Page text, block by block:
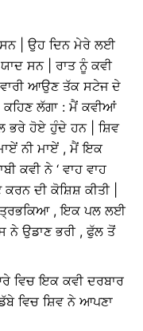
ਸਨ | ਉਹ ਦਿਨ ਮੇਰੇ ਲਈ
ਸਨ | ਰਾਤ ਨੂੰ ਕਵੀ
ਆਉਣ ਤੱਕ ਸਟੇਜ ਦੇ
ਕਹਿਣ ਲੱਗਾ : ਮੈਂ ਕਵੀਆਂ
ਭਰੇ ਹੋਏ ਹੁੰਦੇ ਹਨ | ਸ਼ਿਵ
ਨੀ ਮਾਏਂ , ਮੈਂ ਇਕ
ਕਵੀ ਨੇ ‘ ਵਾਹ ਵਾਹ
ਦੀ ਕੋਸ਼ਿਸ਼ ਕੀਤੀ |
ਤ੍ਰਭਕਿਆ , ਇਕ ਪਲ ਲਈ
ਨੇ ਉਡਾਣ ਭਰੀ , ਫੁੱਲ ਤੋਂ
ਵਿਚ ਇਕ ਕਵੀ ਦਰਬਾਰ
ਵਿਚ ਸ਼ਿਵ ਨੇ ਆਪਣਾ